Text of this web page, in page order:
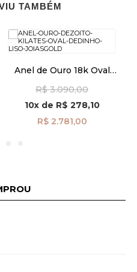
TAMBÉM
Anel de Ouro 18k Oval
R$ 3.090,00
10xde R$ 278,10
R$ 2.781,00